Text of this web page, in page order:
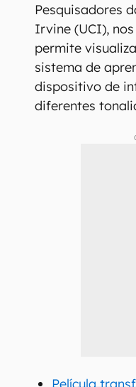
Pesquisadores
Irvine (UCI),
permite
sistema de
dispositivo de
diferentes
Película